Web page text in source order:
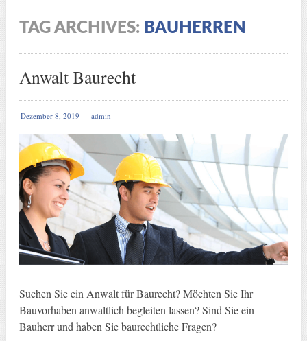
TAG ARCHIVES: BAUHERREN
Anwalt Baurecht
Dezember 8, 2019 admin
Suchen Sie ein Anwalt für Baurecht? Möchten Sie Ihr
Bauvorhaben anwaltlich begleiten lassen? Sind Sie ein
Bauherr und haben Sie baurechtliche Fragen?